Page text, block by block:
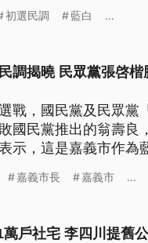
初選民調 藍白 ...
調揭曉 民眾黨張啓楷
戰，國民黨及民眾
國民黨推出的翁壽
示，這是嘉義市作為
嘉義市長 嘉義市 ...
戶社宅 李四川提舊